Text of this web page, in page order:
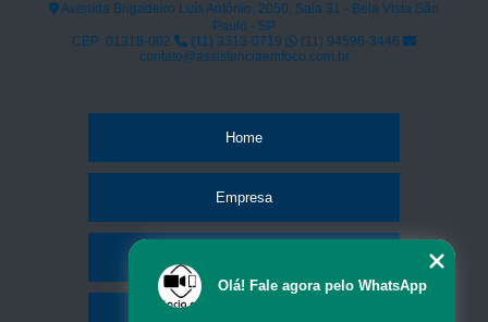
Avenida Brigadeiro Luís Antônio, 2050, Sala 31 - Bela Vista São
Paulo - SP
CEP: 01318-002
(11) 3313-0719
(11) 94596-3446
contato@assistenciaemfoco.com.br
Home
Empresa
Olá! Fale agora pelo WhatsApp